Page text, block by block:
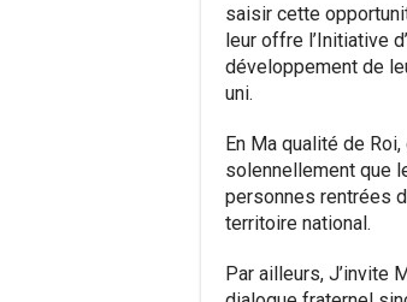
saisir cette
leur offre l’Initiative
développement de
uni.
En Ma qualité de
solennellement que
personnes rentrées
territoire national.
Par ailleurs, J’invite